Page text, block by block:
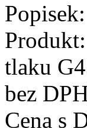
Popisek:
Produkt:
tlaku
bez
Cena s